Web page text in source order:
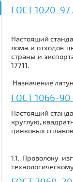
ГОСТ 1020-97
Настоящий
лома и отходов
страны и
17711.
Назначение
ГОСТ 1066-90
Настоящий
круглую,
цинковых
1.1. Проволоку